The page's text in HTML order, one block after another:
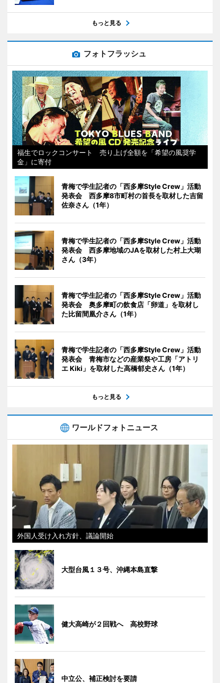
もっと見る
フォトフラッシュ
福生でロックコンサート 売り上げ全額を「希望の風奨学
金」に寄付
青梅で学生記者の「西多摩Style Crew」活動
発表会 西多摩8市町村の首長を取材した吉留
佐奈さん（1年）
青梅で学生記者の「西多摩Style Crew」活動
発表会 西多摩地域のJAを取材した村上大瑚
さん（3年）
青梅で学生記者の「西多摩Style Crew」活動
発表会 奥多摩町の飲食店「卵道」を取材し
た比留間凰介さん（1年）
青梅で学生記者の「西多摩Style Crew」活動
発表会 青梅市などの産業祭や工房「アトリ
エ Kiki」を取材した高橋郁史さん（1年）
もっと見る
ワールドフォトニュース
外国人受け入れ方針、議論開始
大型台風１３号、沖縄本島直撃
健大高崎が２回戦へ 高校野球
中立公、補正検討を要請